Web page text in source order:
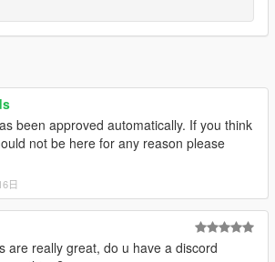
been approved automatically. If you think
not be here for any reason please
日
are really great, do u have a discord